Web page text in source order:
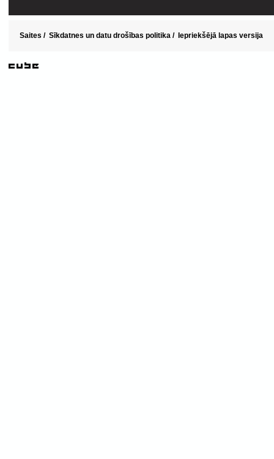
Saites / Sīkdatnes un datu drošības politika / Iepriekšējā lapas versija